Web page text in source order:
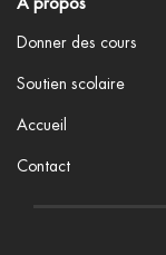
Donner des cours
Soutien scolaire
Accueil
Contact